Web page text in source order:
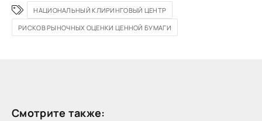
НАЦИОНАЛЬНЫЙ КЛИРИНГОВЫЙ ЦЕНТР
РИСКОВ РЫНОЧНЫХ ОЦЕНКИ ЦЕННОЙ БУМАГИ
Смотрите также: